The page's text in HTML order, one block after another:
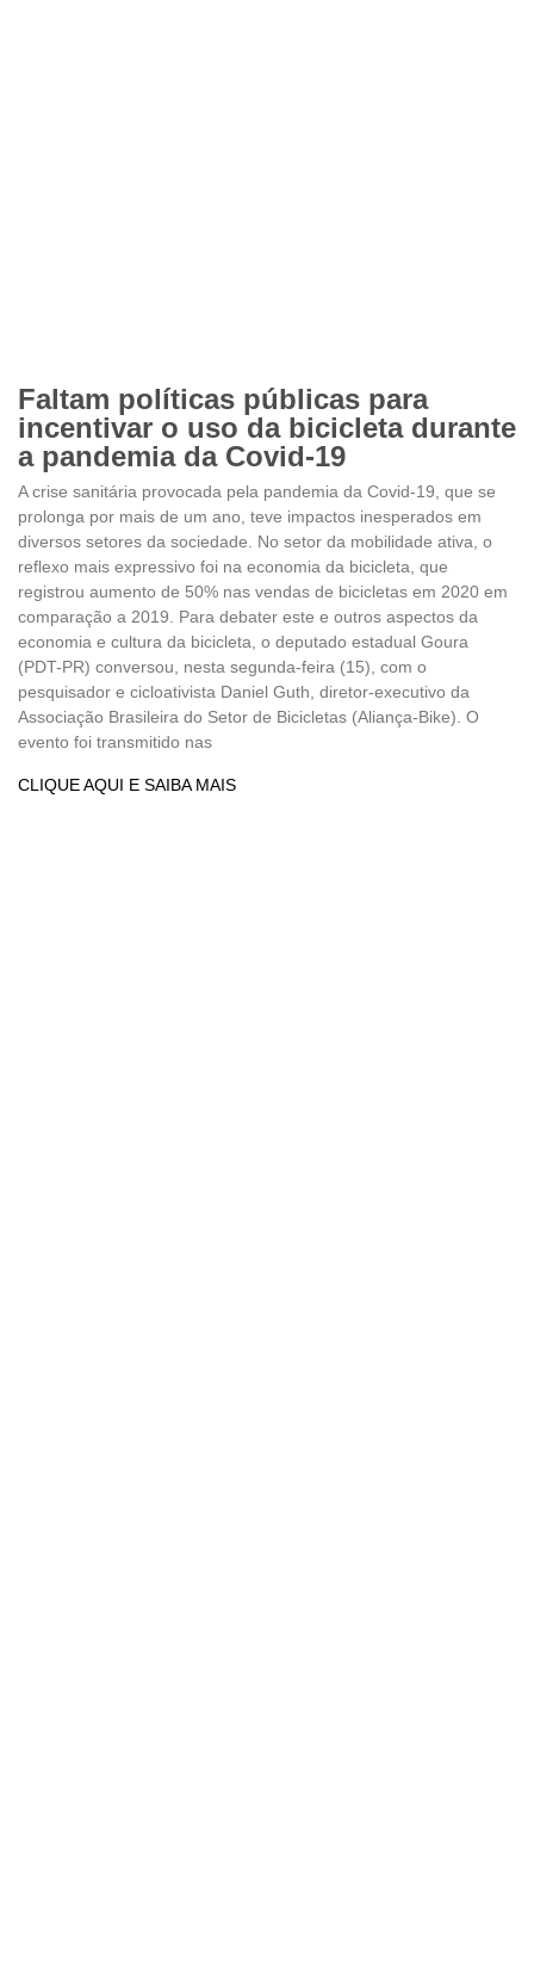
Faltam políticas públicas para
incentivar o uso da bicicleta durante
a pandemia da Covid-19
A crise sanitária provocada pela pandemia da Covid-19, que se
prolonga por mais de um ano, teve impactos inesperados em
diversos setores da sociedade. No setor da mobilidade ativa, o
reflexo mais expressivo foi na economia da bicicleta, que
registrou aumento de 50% nas vendas de bicicletas em 2020 em
comparação a 2019. Para debater este e outros aspectos da
economia e cultura da bicicleta, o deputado estadual Goura
(PDT-PR) conversou, nesta segunda-feira (15), com o
pesquisador e cicloativista Daniel Guth, diretor-executivo da
Associação Brasileira do Setor de Bicicletas (Aliança-Bike). O
evento foi transmitido nas
CLIQUE AQUI E SAIBA MAIS